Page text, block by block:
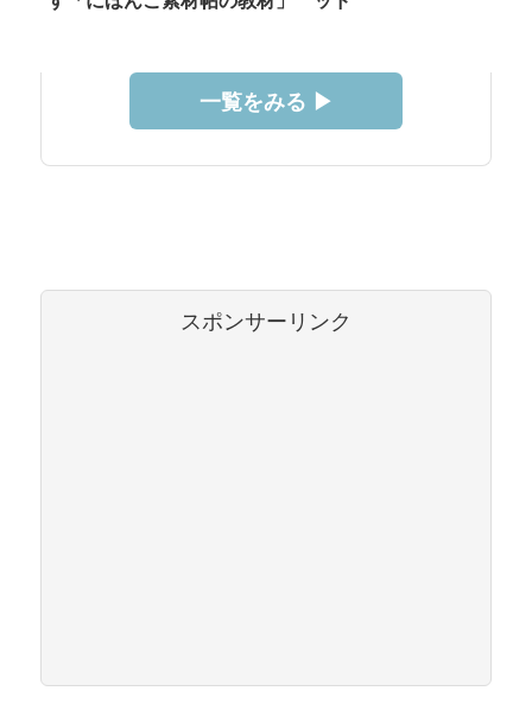
一覧をみる ▶︎
スポンサーリンク